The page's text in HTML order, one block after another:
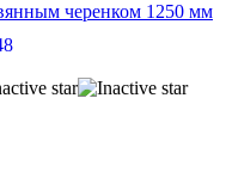
черенком 1250 мм